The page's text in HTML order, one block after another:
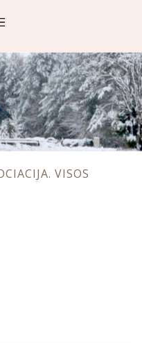
VISOS